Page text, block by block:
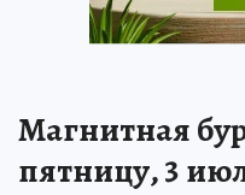
Магнитная
пятницу, 3